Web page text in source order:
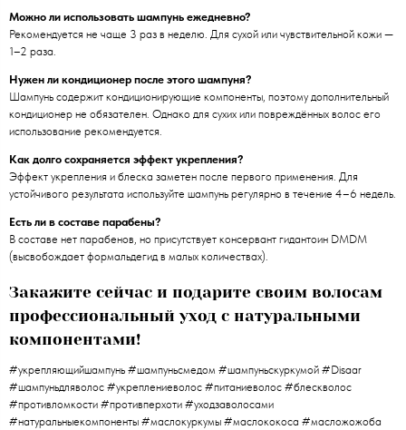
Можно ли использовать шампунь ежедневно?
Рекомендуется не чаще 3 раз в неделю. Для сухой или чувствительной кожи —
1–2 раза.
Нужен ли кондиционер после этого шампуня?
Шампунь содержит кондиционирующие компоненты, поэтому дополнительный
кондиционер не обязателен. Однако для сухих или повреждённых волос его
использование рекомендуется.
Как долго сохраняется эффект укрепления?
Эффект укрепления и блеска заметен после первого применения. Для
устойчивого результата используйте шампунь регулярно в течение 4–6 недель.
Есть ли в составе парабены?
В составе нет парабенов, но присутствует консервант гидантоин DMDM
(высвобождает формальдегид в малых количествах).
Закажите сейчас и подарите своим волосам
профессиональный уход с натуральными
компонентами!
#укрепляющийшампунь #шампуньсмедом #шампуньскуркумой #Disaar
#шампуньдляволос #укреплениеволос #питаниеволос #блескволос
#противломкости #противперхоти #уходзаволосами
#натуральныекомпоненты #маслокуркумы #маслококоса #масложожоба